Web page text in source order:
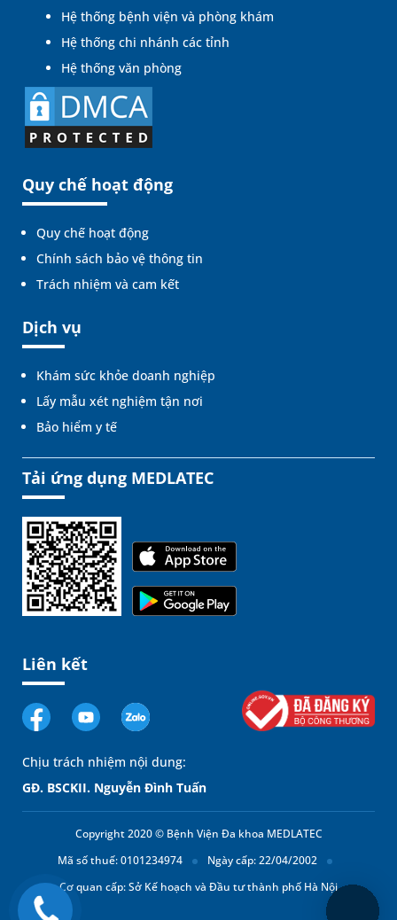
Hệ thống bệnh viện và phòng khám
Hệ thống chi nhánh các tỉnh
Hệ thống văn phòng
Quy chế hoạt động
Quy chế hoạt động
Chính sách bảo vệ thông tin
Trách nhiệm và cam kết
Dịch vụ
Khám sức khỏe doanh nghiệp
Lấy mẫu xét nghiệm tận nơi
Bảo hiểm y tế
Tải ứng dụng MEDLATEC
Liên kết
Chịu trách nhiệm nội dung:
GĐ. BSCKII. Nguyễn Đình Tuấn
Copyright 2020 © Bệnh Viện Đa khoa MEDLATEC
Mã số thuế: 0101234974
Ngày cấp: 22/04/2002
Cơ quan cấp: Sở Kế hoạch và Đầu tư thành phố Hà Nội